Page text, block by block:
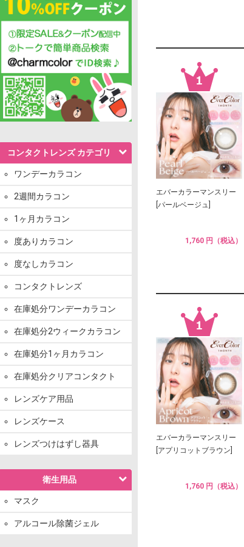
コンタクトレンズ カテゴリ
ワンデーカラコン
2週間カラコン
1ヶ月カラコン
度ありカラコン
度なしカラコン
コンタクトレンズ
在庫処分ワンデーカラコン
在庫処分2ウィークカラコン
在庫処分1ヶ月カラコン
在庫処分クリアコンタクト
レンズケア用品
レンズケース
レンズつけはずし器具
衛生用品
マスク
アルコール除菌ジェル
エバーカラーマンスリー
[パールベージュ]
1,760 円（税込）
エバーカラーマンスリー
[アプリコットブラウン]
1,760 円（税込）